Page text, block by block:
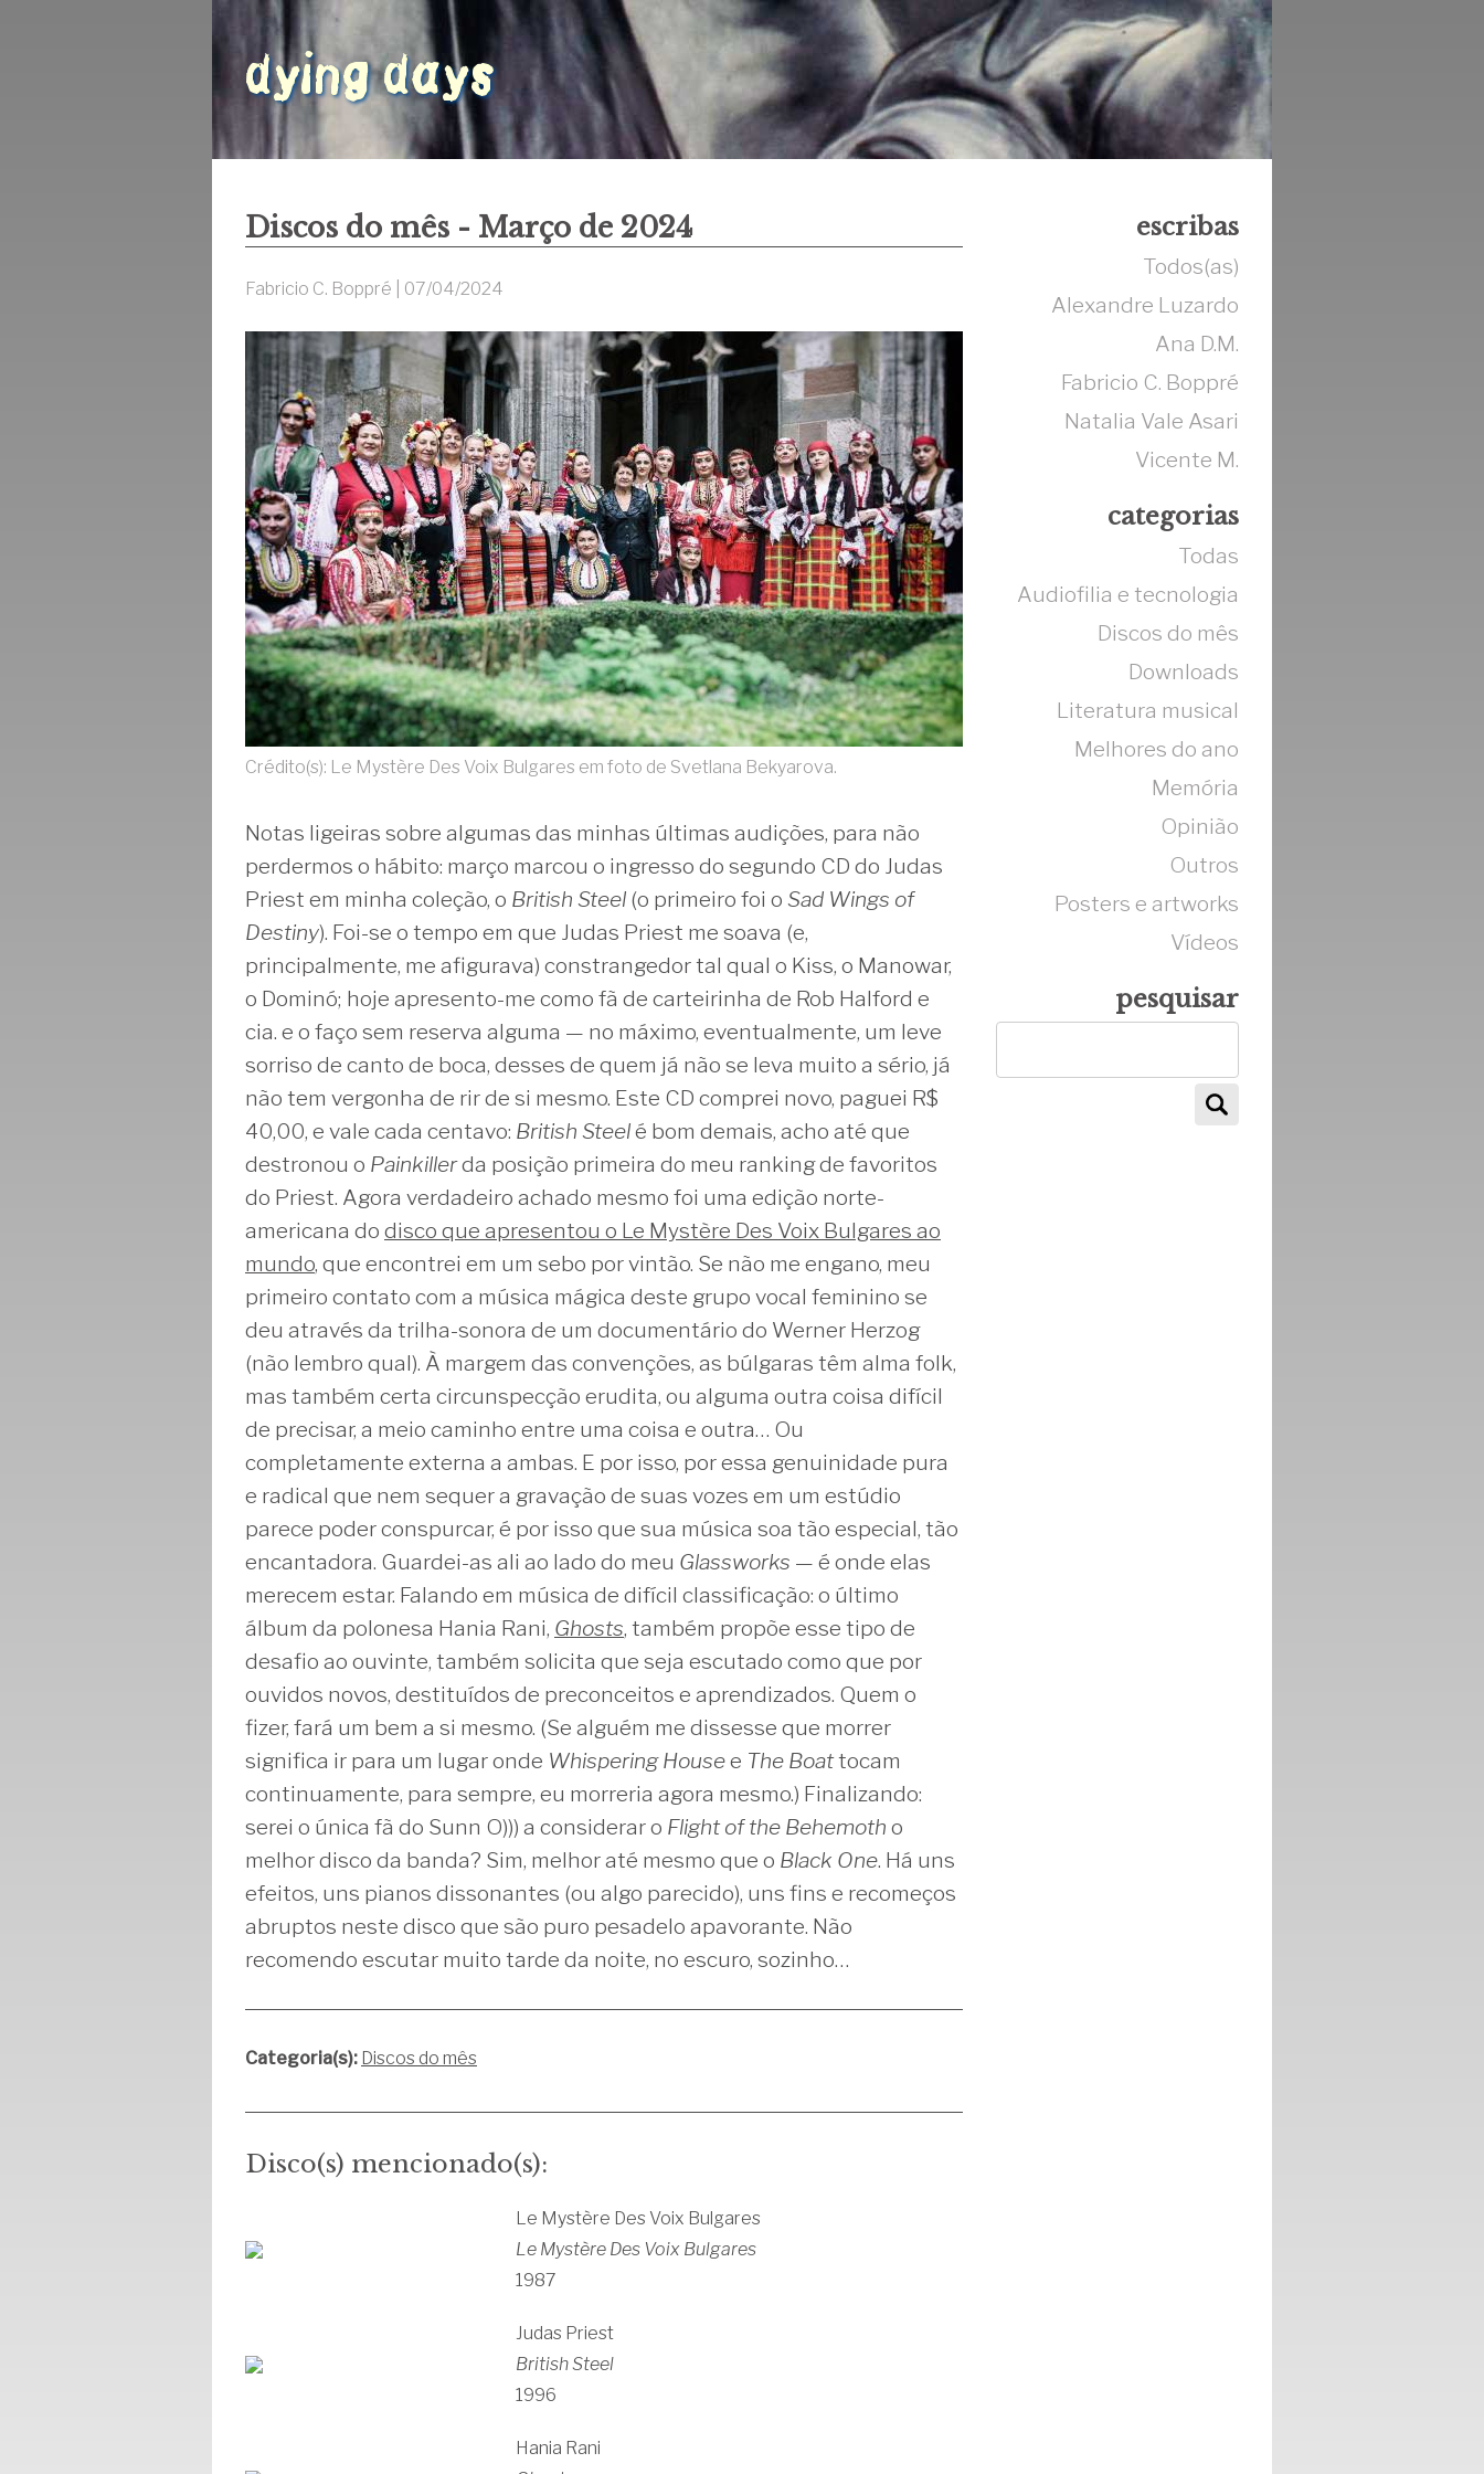
Discos do mês - Março de 2024
Fabricio C. Boppré | 07/04/2024
Crédito(s): Le Mystère Des Voix Bulgares em foto de Svetlana Bekyarova.
Notas ligeiras sobre algumas das minhas últimas audições, para não
perdermos o hábito: março marcou o ingresso do segundo CD do Judas
Priest em minha coleção, o British Steel (o primeiro foi o Sad Wings of
Destiny). Foi-se o tempo em que Judas Priest me soava (e,
principalmente, me afigurava) constrangedor tal qual o Kiss, o Manowar,
o Dominó; hoje apresento-me como fã de carteirinha de Rob Halford e
cia. e o faço sem reserva alguma — no máximo, eventualmente, um leve
sorriso de canto de boca, desses de quem já não se leva muito a sério, já
não tem vergonha de rir de si mesmo. Este CD comprei novo, paguei R$
40,00, e vale cada centavo: British Steelé bom demais, acho até que
destronou o Painkillerda posição primeira do meu ranking de favoritos
do Priest. Agora verdadeiro achado mesmo foi uma edição norte-
americana do disco que apresentou o Le Mystère Des Voix Bulgares ao
mundo, que encontrei em um sebo por vintão. Se não me engano, meu
primeiro contato com a música mágica deste grupo vocal feminino se
deu através da trilha-sonora de um documentário do Werner Herzog
(não lembro qual). À margem das convenções, as búlgaras têm alma folk,
mas também certa circunspecção erudita, ou alguma outra coisa difícil
de precisar, a meio caminho entre uma coisa e outra… Ou
completamente externa a ambas. E por isso, por essa genuinidade pura
e radical que nem sequer a gravação de suas vozes em um estúdio
parece poder conspurcar, é por isso que sua música soa tão especial, tão
encantadora. Guardei-as ali ao lado do meu Glassworks — é onde elas
merecem estar. Falando em música de difícil classificação: o último
álbum da polonesa Hania Rani, Ghosts, também propõe esse tipo de
desafio ao ouvinte, também solicita que seja escutado como que por
ouvidos novos, destituídos de preconceitos e aprendizados. Quem o
fizer, fará um bem a si mesmo. (Se alguém me dissesse que morrer
significa ir para um lugar onde Whispering Housee The Boattocam
continuamente, para sempre, eu morreria agora mesmo.) Finalizando:
serei o única fã do Sunn O))) a considerar o Flight of the Behemoth o
melhor disco da banda? Sim, melhor até mesmo que o Black One. Há uns
efeitos, uns pianos dissonantes (ou algo parecido), uns fins e recomeços
abruptos neste disco que são puro pesadelo apavorante. Não
recomendo escutar muito tarde da noite, no escuro, sozinho…
Categoria(s): Discos do mês
Disco(s) mencionado(s):
Le Mystère Des Voix Bulgares
Le Mystère Des Voix Bulgares
1987
Judas Priest
British Steel
1996
Hania Rani
escribas
Todos(as)
Alexandre Luzardo
Ana D.M.
Fabricio C. Boppré
Natalia Vale Asari
Vicente M.
categorias
Todas
Audiofilia e tecnologia
Discos do mês
Downloads
Literatura musical
Melhores do ano
Memória
Opinião
Outros
Posters e artworks
Vídeos
pesquisar